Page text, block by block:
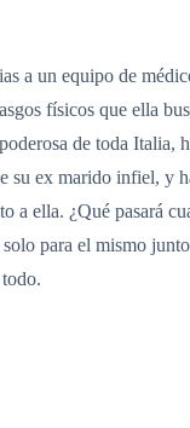
a un equipo de
físicos que ella
de toda Italia,
ex marido infiel, y
a ella. ¿Qué pasará
solo para el mismo